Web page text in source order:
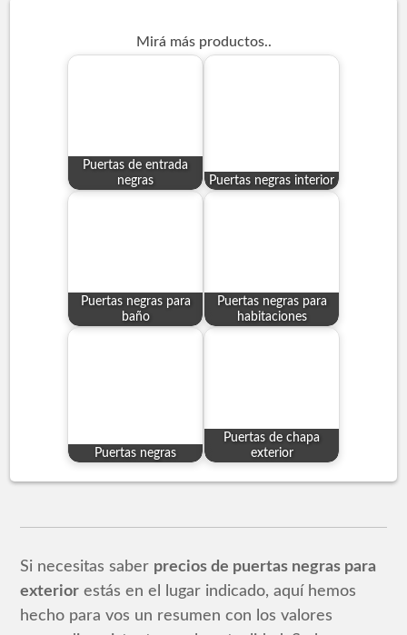
Mirá más productos..
Puertas de entrada
negras
Puertas negras interior
Puertas negras para
baño
Puertas negras para
habitaciones
Puertas negras
Puertas de chapa
exterior
Si necesitas saber precios de puertas negras para
exterior estás en el lugar indicado, aquí hemos
hecho para vos un resumen con los valores